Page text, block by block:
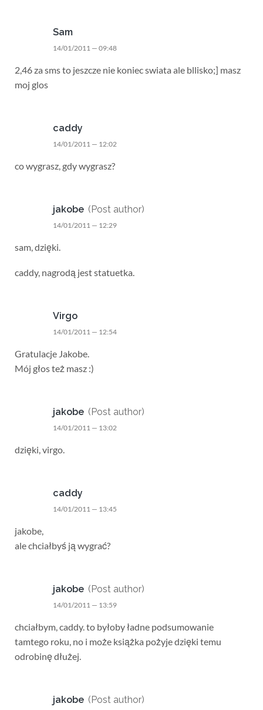
Sam
14/01/2011 — 09:48
2,46 za sms to jeszcze nie koniec swiata ale bllisko;] masz
moj glos
caddy
14/01/2011 — 12:02
co wygrasz, gdy wygrasz?
jakobe (Post author)
14/01/2011 — 12:29
sam, dzięki.
caddy, nagrodą jest statuetka.
Virgo
14/01/2011 — 12:54
Gratulacje Jakobe.
Mój głos też masz :)
jakobe (Post author)
14/01/2011 — 13:02
dzięki, virgo.
caddy
14/01/2011 — 13:45
jakobe,
ale chciałbyś ją wygrać?
jakobe (Post author)
14/01/2011 — 13:59
chciałbym, caddy. to byłoby ładne podsumowanie
tamtego roku, no i może książka pożyje dzięki temu
odrobinę dłużej.
jakobe (Post author)